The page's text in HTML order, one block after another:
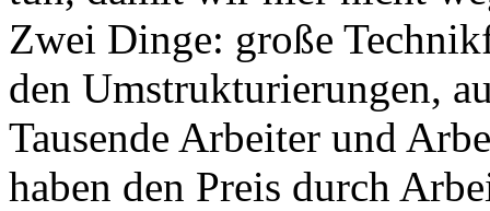
Zwei Dinge: große
den Umstrukturierungen,
Tausende Arbeiter und
haben den Preis durch